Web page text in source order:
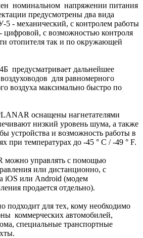
номинальном напряжении питания
предусмотрены два вида
5 - механический, с контролем работы
с возможностью контроля
отопителя так и по окружающей
предусматривает дальнейшее
для равномерного
воздуха максимально быстро по
оснащены нагнетателями
низкий уровень шума, а также
устройства и возможность работы в
при температурах до -45 ° C / -49 ° F.
можно управлять с помощью
или дистанционно, с
iOS или Android (модем
продается отдельно).
подходит для тех, кому необходимо
коммерческих автомобилей,
специальные транспортные